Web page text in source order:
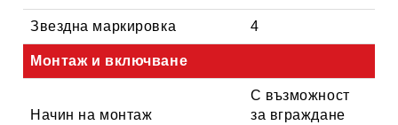
Звездна маркировка 4
Монтаж и включване
Начин на монтаж
С възможност
за вграждане